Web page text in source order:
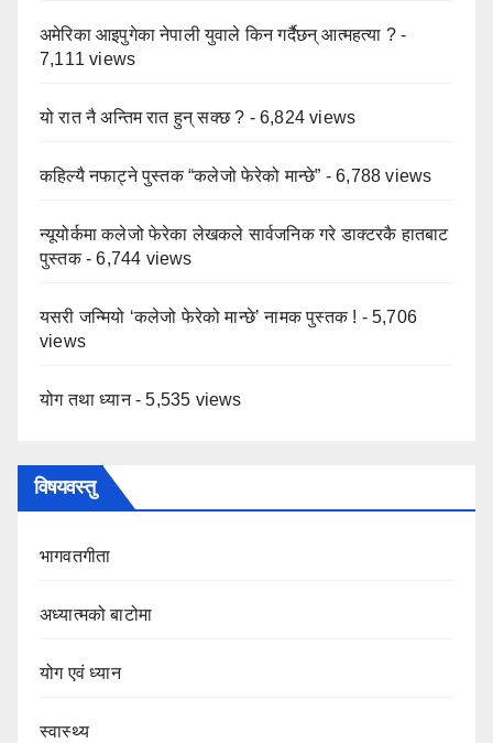
अमेरिका आइपुगेका नेपाली युवाले किन गर्दैछन् आत्महत्या ? -
7,111 views
यो रात नै अन्तिम रात हुन् सक्छ ? - 6,824 views
कहिल्यै नफाट्ने पुस्तक “कलेजो फेरेको मान्छे” - 6,788 views
न्यूयोर्कमा कलेजो फेरेका लेखकले सार्वजनिक गरे डाक्टरकै हातबाट
पुस्तक- 6,744 views
यसरी जन्मियो ‘कलेजो फेरेको मान्छे’ नामक पुस्तक ! - 5,706
views
योग तथा ध्यान- 5,535 views
विषयवस्तु
भागवतगीता
अध्यात्मको बाटोमा
योग एवं ध्यान
स्वास्थ्य